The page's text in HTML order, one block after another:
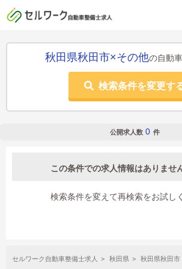
秋田県秋田市×その他の自動
検索条件を変更す
公開求人数 0 件
この条件での求人情報はありませ
検索条件を変えて再検索をお試し
セルワーク自動車整備士求人 秋田県 秋田県秋田市